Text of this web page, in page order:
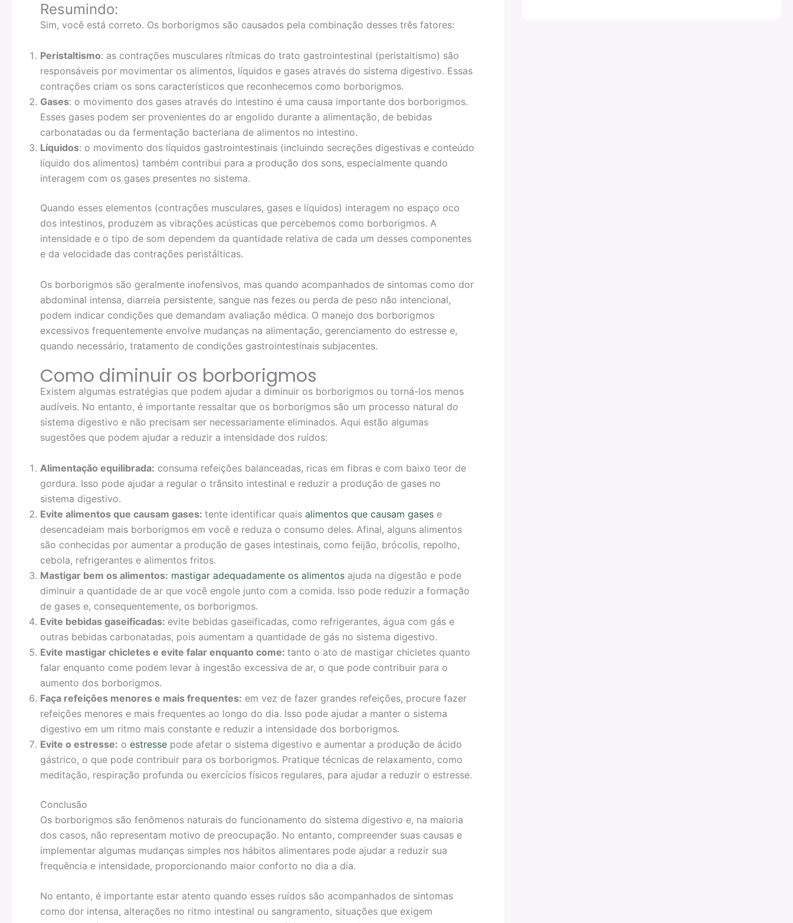
Resumindo:
Sim, você está correto. Os borborigmos são causados pela combinação desses três fatores:
Peristaltismo: as contrações musculares rítmicas do trato gastrointestinal (peristaltismo) são
responsáveis por movimentar os alimentos, líquidos e gases através do sistema digestivo. Essas
contrações criam os sons característicos que reconhecemos como borborigmos.
Gases: o movimento dos gases através do intestino é uma causa importante dos borborigmos.
Esses gases podem ser provenientes do ar engolido durante a alimentação, de bebidas
carbonatadas ou da fermentação bacteriana de alimentos no intestino.
Líquidos: o movimento dos líquidos gastrointestinais (incluindo secreções digestivas e conteúdo
líquido dos alimentos) também contribui para a produção dos sons, especialmente quando
interagem com os gases presentes no sistema.
Quando esses elementos (contrações musculares, gases e líquidos) interagem no espaço oco
dos intestinos, produzem as vibrações acústicas que percebemos como borborigmos. A
intensidade e o tipo de som dependem da quantidade relativa de cada um desses componentes
e da velocidade das contrações peristálticas.
Os borborigmos são geralmente inofensivos, mas quando acompanhados de sintomas como dor
abdominal intensa, diarreia persistente, sangue nas fezes ou perda de peso não intencional,
podem indicar condições que demandam avaliação médica. O manejo dos borborigmos
excessivos frequentemente envolve mudanças na alimentação, gerenciamento do estresse e,
quando necessário, tratamento de condições gastrointestinais subjacentes.
Como diminuir os borborigmos
Existem algumas estratégias que podem ajudar a diminuir os borborigmos ou torná-los menos
audíveis. No entanto, é importante ressaltar que os borborigmos são um processo natural do
sistema digestivo e não precisam ser necessariamente eliminados. Aqui estão algumas
sugestões que podem ajudar a reduzir a intensidade dos ruídos:
Alimentação equilibrada: consuma refeições balanceadas, ricas em fibras e com baixo teor de
gordura. Isso pode ajudar a regular o trânsito intestinal e reduzir a produção de gases no
sistema digestivo.
Evite alimentos que causam gases: tente identificar quais alimentos que causam gases e
desencadeiam mais borborigmos em você e reduza o consumo deles. Afinal, alguns alimentos
são conhecidas por aumentar a produção de gases intestinais, como feijão, brócolis, repolho,
cebola, refrigerantes e alimentos fritos.
Mastigar bem os alimentos: mastigar adequadamente os alimentos ajuda na digestão e pode
diminuir a quantidade de ar que você engole junto com a comida. Isso pode reduzir a formação
de gases e, consequentemente, os borborigmos.
Evite bebidas gaseificadas: evite bebidas gaseificadas, como refrigerantes, água com gás e
outras bebidas carbonatadas, pois aumentam a quantidade de gás no sistema digestivo.
Evite mastigar chicletes e evite falar enquanto come: tanto o ato de mastigar chicletes quanto
falar enquanto come podem levar à ingestão excessiva de ar, o que pode contribuir para o
aumento dos borborigmos.
Faça refeições menores e mais frequentes: em vez de fazer grandes refeições, procure fazer
refeições menores e mais frequentes ao longo do dia. Isso pode ajudar a manter o sistema
digestivo em um ritmo mais constante e reduzir a intensidade dos borborigmos.
Evite o estresse: o estresse pode afetar o sistema digestivo e aumentar a produção de ácido
gástrico, o que pode contribuir para os borborigmos. Pratique técnicas de relaxamento, como
meditação, respiração profunda ou exercícios físicos regulares, para ajudar a reduzir o estresse.
Conclusão
Os borborigmos são fenômenos naturais do funcionamento do sistema digestivo e, na maioria
dos casos, não representam motivo de preocupação. No entanto, compreender suas causas e
implementar algumas mudanças simples nos hábitos alimentares pode ajudar a reduzir sua
frequência e intensidade, proporcionando maior conforto no dia a dia.
No entanto, é importante estar atento quando esses ruídos são acompanhados de sintomas
como dor intensa, alterações no ritmo intestinal ou sangramento, situações que exigem